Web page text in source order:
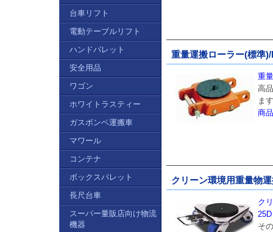
重量運搬ローラー(標準
重
高
ま
商
クリーン環境用重量物
ク
25D
そ
台車リフト
電動テーブルリフト
ハンドパレット
安全用品
ワゴン
ホワイトラスティー
ガスボンベ運搬車
マワール
コンテナ
ボックスパレット
長尺台車
スーパー量販店向け物流
機器